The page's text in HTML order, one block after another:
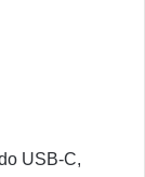
USB-C,